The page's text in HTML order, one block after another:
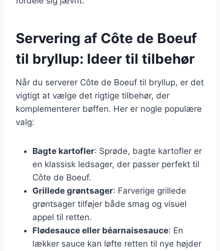
Servering af Côte de Boeuf
til bryllup: Ideer til tilbehør
Når du serverer Côte de Boeuf til bryllup, er det
vigtigt at vælge det rigtige tilbehør, der
komplementerer bøffen. Her er nogle populære
valg:
Bagte kartofler: Sprøde, bagte kartofler er
en klassisk ledsager, der passer perfekt til
Côte de Boeuf.
Grillede grøntsager: Farverige grillede
grøntsager tilføjer både smag og visuel
appel til retten.
Flødesauce eller béarnaisesauce: En
lækker sauce kan løfte retten til nye højder